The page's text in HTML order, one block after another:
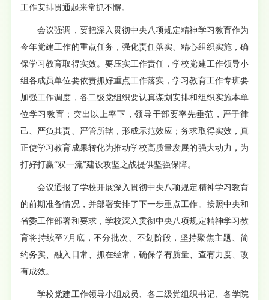
工作安排贯通起来常抓不懈。
会议强调，要把深入贯彻中央八项规定精神学习教育作为
今年党建工作的重点任务，强化责任落实、精心组织实施，确
保学习教育取得实效。要压实工作责任，学校党建工作领导小
组各成员单位要依责抓好重点工作落实，学习教育工作专班要
加强工作调度，各二级党组织要认真谋划安排和组织实施本单
位学习教育；突出以上率下，领导干部要率先垂范，严于律
己、严负其责、严管所辖，形成示范效应；务求取得实效，真
正使学习教育成果转化为推动学校高质量发展的强大动力，为
打好打赢“双一流”建设攻坚之战提供坚强保障。
会议通报了学校开展深入贯彻中央八项规定精神学习教育
的前期准备情况，并部署安排了下一步重点工作。按照中央和
省委工作部署和要求，学校深入贯彻中央八项规定精神学习教
育将持续至7月底，不分批次、不划阶段，坚持聚焦主题、简
约务实、融入日常、抓在经常，确保学有质量、查有力度、改
有成效。
学校党建工作领导小组成员、各二级党组织书记、各学院